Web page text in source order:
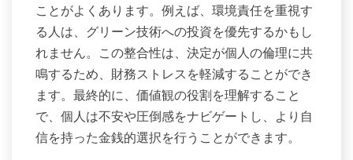
ことがよくあります。例えば、環境責任を重視す
る人は、グリーン技術への投資を優先するかもし
れません。この整合性は、決定が個人の倫理に共
鳴するため、財務ストレスを軽減することができ
ます。最終的に、価値観の役割を理解すること
で、個人は不安や圧倒感をナビゲートし、より自
信を持った金銭的選択を行うことができます。